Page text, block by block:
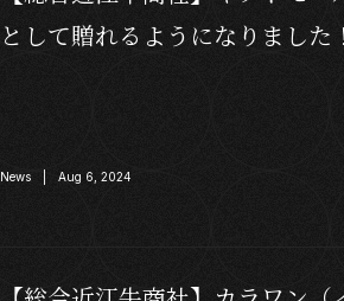
として贈れるようになりました！
News | Aug 6, 2024